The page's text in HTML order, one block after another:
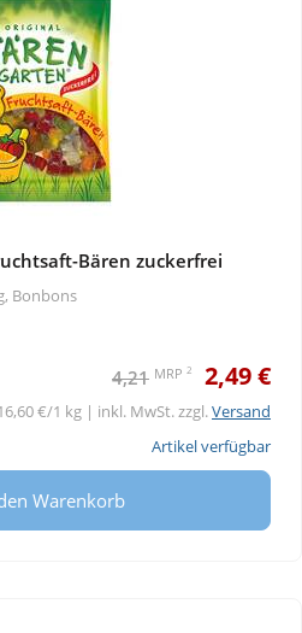
Bären zuckerfrei
Bonbons
4,21 MRP 2 2,49 €
€/1 kg | inkl. MwSt. zzgl.Versand
Artikel verfügbar
Warenkorb